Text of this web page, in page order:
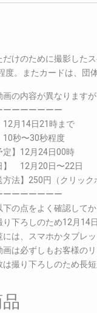
だけのために撮影した
度。またカードは、団
の内容が異なります
ーーーーーーー
12月14日21時まで
10秒〜30秒程度
定】12月24日00時
】 12月20日〜22日
方法】250円（クリック
ーーーーーーー
の点をよく確認してか
下ろしのため12月14
は、スマホかタブレ
は必ずしもお客様の
撮り下ろしのため長